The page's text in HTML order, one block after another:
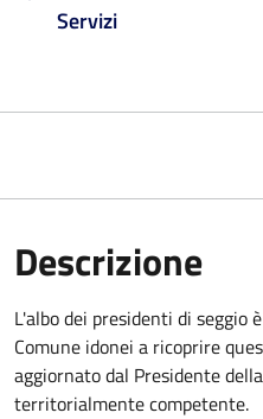
Servizi
Descrizione
L'albo dei presidenti di seggio
Comune idonei a ricoprire
aggiornato dal Presidente
territorialmente competente.